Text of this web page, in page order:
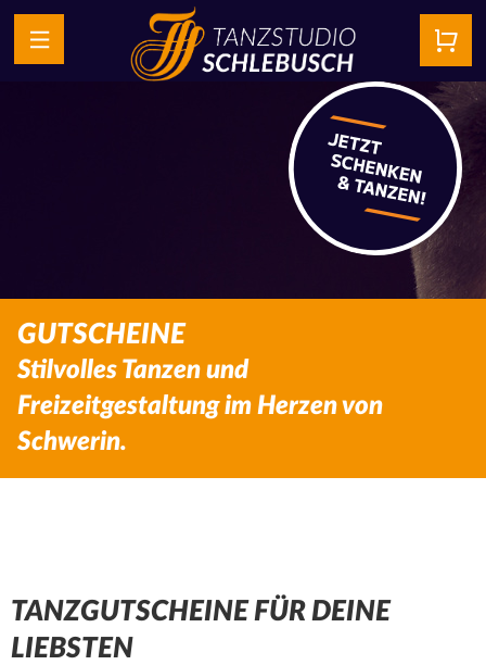
GUTSCHEINE
Stilvolles Tanzen und
Freizeitgestaltung im Herzen von
Schwerin.
TANZGUTSCHEINE FÜR DEINE
LIEBSTEN